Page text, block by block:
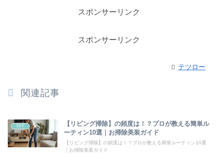
スポンサーリンク
スポンサーリンク
テツロー
関連記事
DIY
【リビング掃除】の頻度は！？プロが教える簡単ル
ーティン10選｜お掃除美装ガイド
【リビング掃除】の頻度は！？プロが教える簡単ルーティン10選
｜お掃除美装ガイド